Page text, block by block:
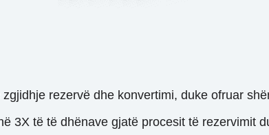
rezervë dhe konvertimi, duke ofruar
3X të të dhënave gjatë procesit të rezervimit